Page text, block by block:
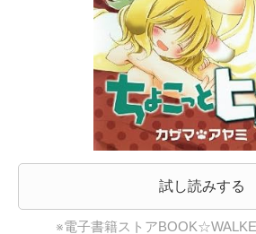
試し読みする
※電子書籍ストア